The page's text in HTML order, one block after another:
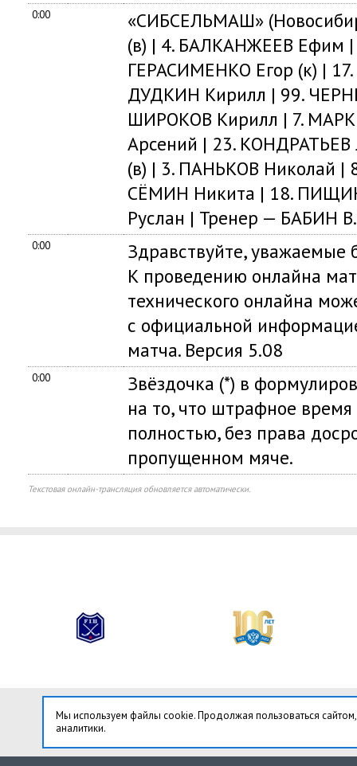
0:00
«СИБСЕЛЬМАШ»
(в) | 4. БАЛКАНЖЕЕВ Ефим |
ГЕРАСИМЕНКО Егор (к) |
ДУДКИН Кирилл | 99.
ШИРОКОВ Кирилл | 7.
Арсений | 23.
(в) | 3. ПАНЬКОВ Николай
СЁМИН Никита | 18.
Руслан | Тренер — БАБИН
0:00
Здравствуйте, уважаемые
К проведению онлайна
технического онлайна
с официальной
матча. Версия 5.08
0:00
Звёздочка (*) в
на то, что штрафное
полностью, без права
пропущенном мяче.
Текстовая онлайн-трансляция обновляется автоматически.
Мы используем файлы cookie. Продолжая пользоваться
аналитики.